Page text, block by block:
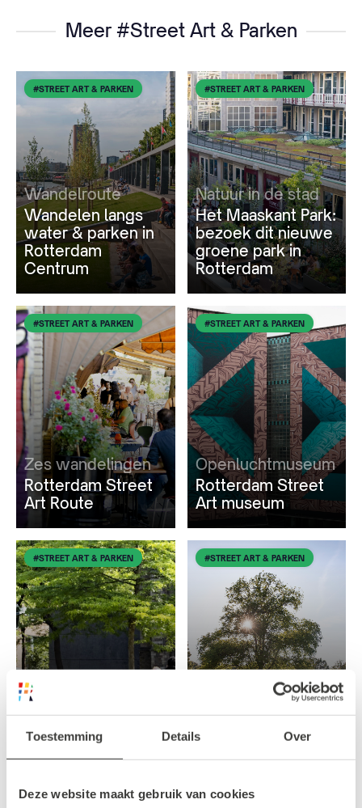
Toestemming Details Over
Deze website maakt gebruik van cookies
Meer #Street Art & Parken
#STREET ART & PARKEN
Wandelroute
Wandelen langs
water & parken in
Rotterdam
Centrum
#STREET ART & PARKEN
Natuur in de stad
Het Maaskant Park:
bezoek dit nieuwe
groene park in
Rotterdam
#STREET ART & PARKEN
Zes wandelingen
Rotterdam Street
Art Route
#STREET ART & PARKEN
Openluchtmuseum
Rotterdam Street
Art museum
#STREET ART & PARKEN
De natuur in
De mooiste parken
in Rotterdam
Centrum
#STREET ART & PARKEN
Groen pareltje
Ontdek Het Park in
Rotterdam
#STREET ART & PARKEN #STREET ART & PARKEN